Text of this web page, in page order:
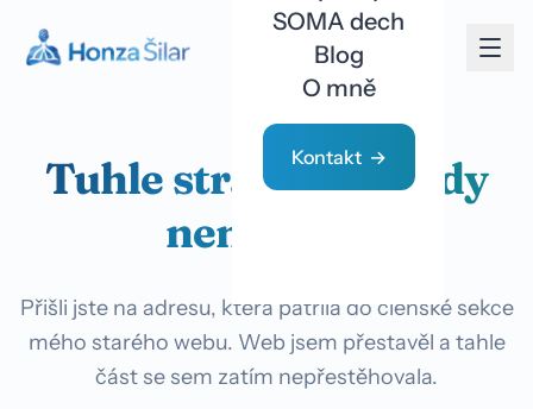
SOMA dech
Blog
O mně
Kontakt
Tuhle stránku už tady
nenajdete
Přišli jste na adresu, která patřila do členské sekce
mého starého webu. Web jsem přestavěl a tahle
část se sem zatím nepřestěhovala.